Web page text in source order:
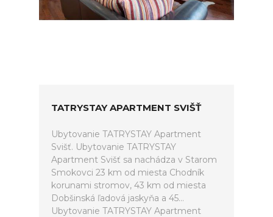
TATRYSTAY APARTMENT SVIŠŤ
Ubytovanie TATRYSTAY Apartment
Svišť. Ubytovanie TATRYSTAY
Apartment Svišť sa nachádza v Starom
Smokovci 23 km od miesta Chodník
korunami stromov, 43 km od miesta
Dobšinská ľadová jaskyňa a 45...
Ubytovanie TATRYSTAY Apartment